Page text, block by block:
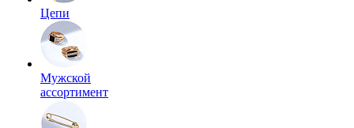
Цепи
Мужской
ассортимент